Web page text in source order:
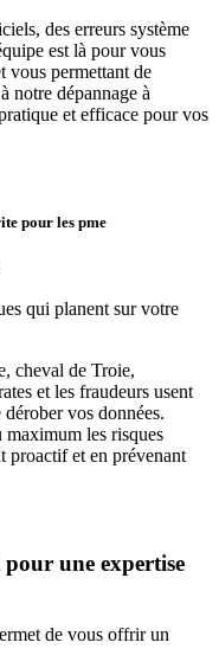
des erreurs système
est là pour vous
vous permettant de
notre dépannage à
et efficace pour vos
pour les pme
qui planent sur votre
cheval de Troie,
et les fraudeurs usent
vos données.
les risques
proactif et en prévenant
une expertise
de vous offrir un